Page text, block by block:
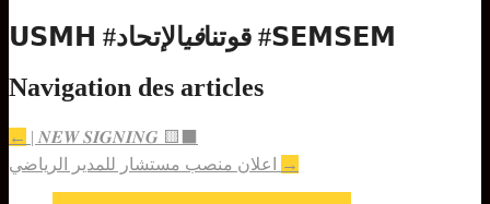
𝗨𝗦𝗠𝗛 #قوتنافي
الإتحاد #𝗦𝗘𝗠𝗦𝗘𝗠
Navigation des articles
← | 𝑵𝑬𝑾 𝑺𝑰𝑮𝑵𝑰𝑵𝑮 🟨⬛
→